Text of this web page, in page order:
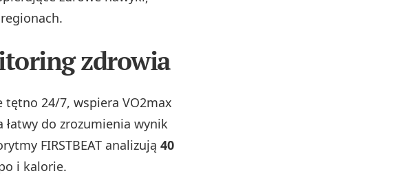
zdrowia
24/7, wspiera VO2max
do zrozumienia wynik
FIRSTBEAT analizują 40
i kalorie.